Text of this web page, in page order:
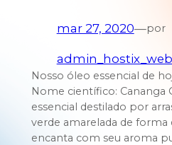
mar 27, 2020—por
admin_hostix_web
Nosso óleo essencial de
Nome científico: Cananga
essencial destilado por
verde amarelada de forma
encanta com seu aroma